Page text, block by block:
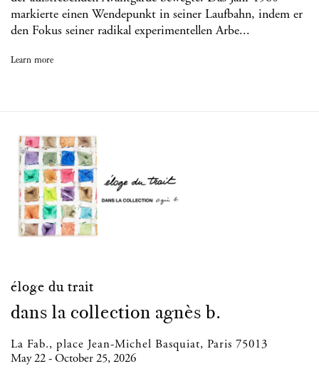
markierte einen Wendepunkt in seiner Laufbahn, indem er
den Fokus seiner radikal experimentellen Arbe...
Learn more
éloge du trait
dans la collection agnès b.
La Fab., place Jean-Michel Basquiat, Paris 75013
May 22 - October 25, 2026